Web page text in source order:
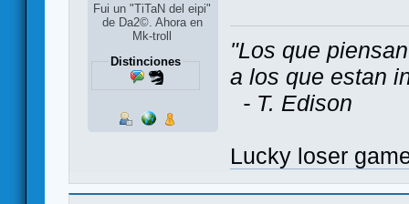
Fui un "TiTaN del eipi"
de Da2©. Ahora en
Mk-troll
Distinciones
"Los que
a los que estan
- T. Edison
Lucky loser